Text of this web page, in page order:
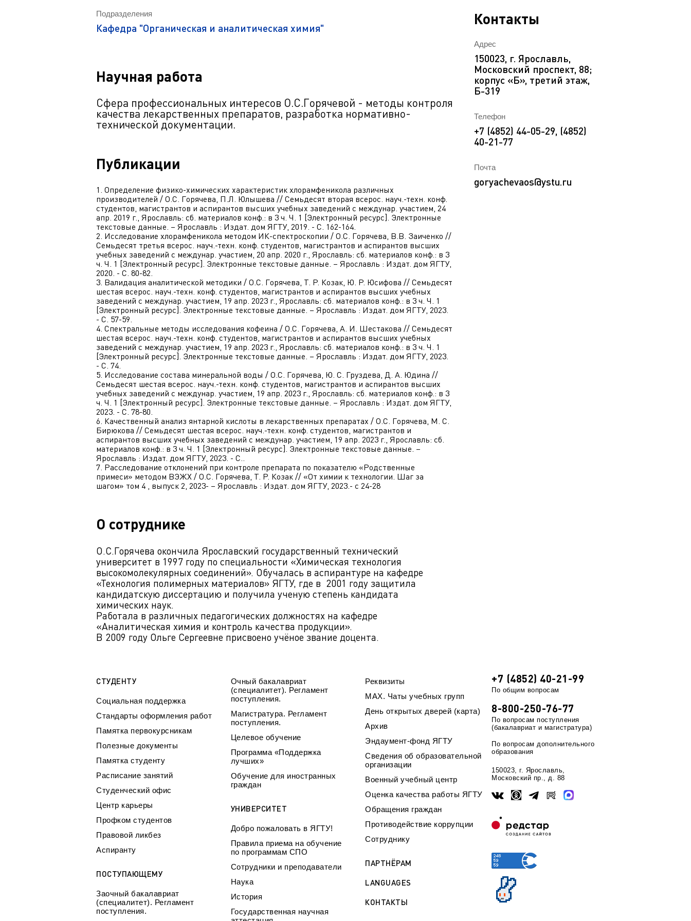
Социальная поддержка
Стандарты оформления работ
Подразделения
Кафедра "Органическая и аналитическая химия"
Научная работа
Сфера профессиональных интересов О.С.Горячевой - методы контроля
качества лекарственных препаратов, разработка нормативно-
технической документации.
Публикации
1. Определение физико-химических характеристик хлорамфеникола различных
производителей / О.С. Горячева, П.Л. Юлышева // Семьдесят вторая всерос. науч.-техн. конф.
студентов, магистрантов и аспирантов высших учебных заведений с междунар. участием, 24
апр. 2019 г., Ярославль: сб. материалов конф.: в 3 ч. Ч. 1 [Электронный ресурс]. Электронные
текстовые данные. – Ярославль : Издат. дом ЯГТУ, 2019. - С. 162-164.
2. Исследование хлорамфеникола методом ИК-спектроскопии / О.С. Горячева, В.В. Заиченко //
Семьдесят третья всерос. науч.-техн. конф. студентов, магистрантов и аспирантов высших
учебных заведений с междунар. участием, 20 апр. 2020 г., Ярославль: сб. материалов конф.: в 3
ч. Ч. 1 [Электронный ресурс]. Электронные текстовые данные. – Ярославль : Издат. дом ЯГТУ,
2020. - С. 80-82.
3. Валидация аналитической методики / О.С. Горячева, Т. Р. Козак, Ю. Р. Юсифова // Семьдесят
шестая всерос. науч.-техн. конф. студентов, магистрантов и аспирантов высших учебных
заведений с междунар. участием, 19 апр. 2023 г., Ярославль: сб. материалов конф.: в 3 ч. Ч. 1
[Электронный ресурс]. Электронные текстовые данные. – Ярославль : Издат. дом ЯГТУ, 2023.
- С. 57-59.
4. Спектральные методы исследования кофеина / О.С. Горячева, А. И. Шестакова // Семьдесят
шестая всерос. науч.-техн. конф. студентов, магистрантов и аспирантов высших учебных
заведений с междунар. участием, 19 апр. 2023 г., Ярославль: сб. материалов конф.: в 3 ч. Ч. 1
[Электронный ресурс]. Электронные текстовые данные. – Ярославль : Издат. дом ЯГТУ, 2023.
- С. 74.
5. Исследование состава минеральной воды / О.С. Горячева, Ю. С. Груздева, Д. А. Юдина //
Семьдесят шестая всерос. науч.-техн. конф. студентов, магистрантов и аспирантов высших
учебных заведений с междунар. участием, 19 апр. 2023 г., Ярославль: сб. материалов конф.: в 3
ч. Ч. 1 [Электронный ресурс]. Электронные текстовые данные. – Ярославль : Издат. дом ЯГТУ,
2023. - С. 78-80.
6. Качественный анализ янтарной кислоты в лекарственных препаратах / О.С. Горячева, М. С.
Бирюкова // Семьдесят шестая всерос. науч.-техн. конф. студентов, магистрантов и
аспирантов высших учебных заведений с междунар. участием, 19 апр. 2023 г., Ярославль: сб.
материалов конф.: в 3 ч. Ч. 1 [Электронный ресурс]. Электронные текстовые данные. –
Ярославль : Издат. дом ЯГТУ, 2023. - С..
7. Расследование отклонений при контроле препарата по показателю «Родственные
примеси» методом ВЭЖХ / О.С. Горячева, Т. Р. Козак // «От химии к технологии. Шаг за
шагом» том 4 , выпуск 2, 2023- – Ярославль : Издат. дом ЯГТУ, 2023.- с 24-28
О сотруднике
О.С.Горячева окончила Ярославский государственный технический
университет в 1997 году по специальности «Химическая технология
высокомолекулярных соединений». Обучалась в аспирантуре на кафедре
«Технология полимерных материалов» ЯГТУ, где в 2001 году защитила
кандидатскую диссертацию и получила ученую степень кандидата
химических наук.
Работала в различных педагогических должностях на кафедре
«Аналитическая химия и контроль качества продукции».
В 2009 году Ольге Сергеевне присвоено учёное звание доцента.
Контакты
Адрес
150023, г. Ярославль,
Московский проспект, 88;
корпус «Б», третий этаж,
Б-319
Телефон
+7 (4852) 44-05-29, (4852)
40-21-77
Почта
goryachevaos@ystu.ru
СТУДЕНТУ
Социальная поддержка
Стандарты оформления работ
Памятка первокурсникам
Полезные документы
Памятка студенту
Расписание занятий
Студенческий офис
Центр карьеры
Профком студентов
Правовой ликбез
Аспиранту
ПОСТУПАЮЩЕМУ
Заочный бакалавриат
(специалитет). Регламент
поступления.
Очный бакалавриат
(специалитет). Регламент
поступления.
Магистратура. Регламент
поступления.
Целевое обучение
Программа «Поддержка
лучших»
Обучение для иностранных
граждан
УНИВЕРСИТЕТ
Добро пожаловать в ЯГТУ!
Правила приема на обучение
по программам СПО
Сотрудники и преподаватели
Наука
История
Государственная научная
Реквизиты
МАХ. Чаты учебных групп
День открытых дверей (карта)
Архив
Эндаумент-фонд ЯГТУ
Сведения об образовательной
организации
Военный учебный центр
Оценка качества работы ЯГТУ
Обращения граждан
Противодействие коррупции
Сотруднику
ПАРТНЁРАМ
LANGUAGES
КОНТАКТЫ
+7 (4852) 40-21-99
По общим вопросам
8-800-250-76-77
По вопросам поступления
(бакалавриат и магистратура)
По вопросам дополнительного
образования
150023, г. Ярославль,
Московский пр., д. 88